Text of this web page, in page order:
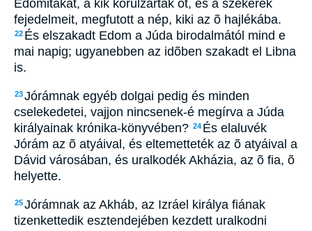
Edomitákat, a kik körülzárták õt, és a szekerek
fejedelmeit, megfutott a nép, kiki az õ hajlékába.
22 És elszakadt Edom a Júda birodalmától mind e
mai napig; ugyanebben az idõben szakadt el Libna
is.
23Jórámnak egyéb dolgai pedig és minden
cselekedetei, vajjon nincsenek-é megírva a Júda
királyainak krónika-könyvében? 24 És elaluvék
Jórám az õ atyáival, és eltemetteték az õ atyáival a
Dávid városában, és uralkodék Akházia, az õ fia, õ
helyette.
25Jórámnak az Akháb, az Izráel királya fiának
tizenkettedik esztendejében kezdett uralkodni